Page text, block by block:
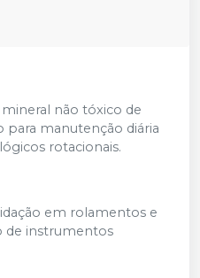
não tóxico de
para manutenção diária
rotacionais.
em rolamentos e
de instrumentos